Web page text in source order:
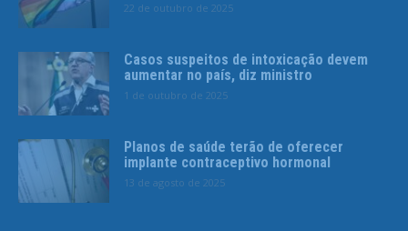
22 de outubro de 2025
Casos suspeitos de intoxicação devem
aumentar no país, diz ministro
1 de outubro de 2025
Planos de saúde terão de oferecer
implante contraceptivo hormonal
13 de agosto de 2025